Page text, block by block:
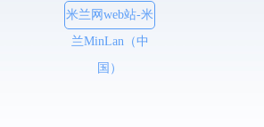
米兰网web站-米
兰MinLan（中
国）